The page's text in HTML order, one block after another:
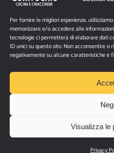
Per fornire le migliori esperienze,
memorizzare e/o accedere alle
tecnologie ci permetterà di elaborare dati
ID unici su questo sito. Non acconsentire o
negativamente su alcune caratteristiche e
Visualizza le
Privacy
‎+39 02
Via Santa Filomena n°
©2026 Curtigghiu |